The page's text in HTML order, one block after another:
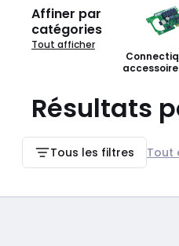
Affiner par
catégories
Tout afficher
Résultats
Tous les filtres Tout